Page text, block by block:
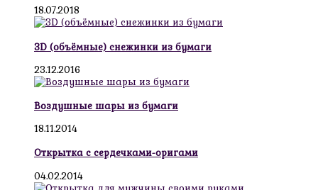
18.07.2018
3D (объёмные) снежинки из бумаги
23.12.2016
Воздушные шары из бумаги
18.11.2014
Открытка с сердечками-оригами
04.02.2014